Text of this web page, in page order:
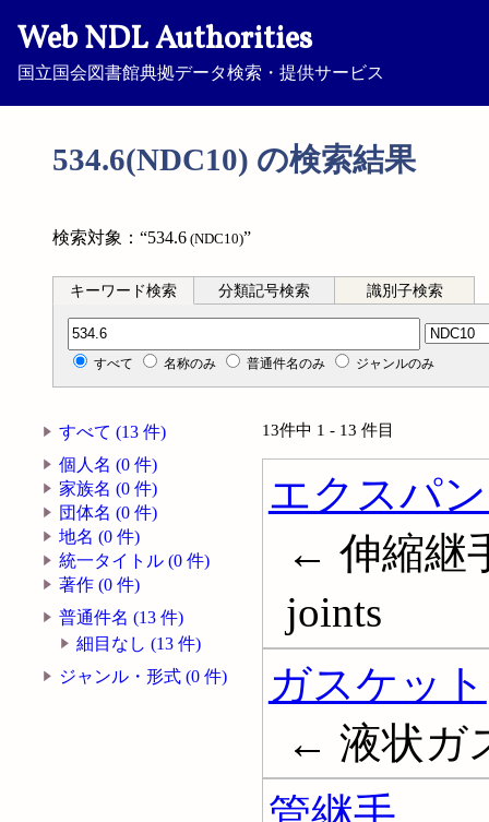
Web NDL Authorities
国立国会図書館典拠データ検索・提供サービス
534.6(NDC10) の検索結果
検索対象：“534.6 (NDC10)”
キーワード検索 分類記号検索 識別子検索
分類記号検索
すべて 名称のみ 普通件名のみ ジャンルのみ
すべて (13 件)
個人名 (0 件)
家族名 (0 件)
団体名 (0 件)
地名 (0 件)
統一タイトル (0 件)
著作 (0 件)
普通件名 (13 件)
細目なし (13 件)
ジャンル・形式 (0 件)
13件中 1 - 13 件目
エクスパ
← 伸縮継
joints
ガスケット
← 液状ガ